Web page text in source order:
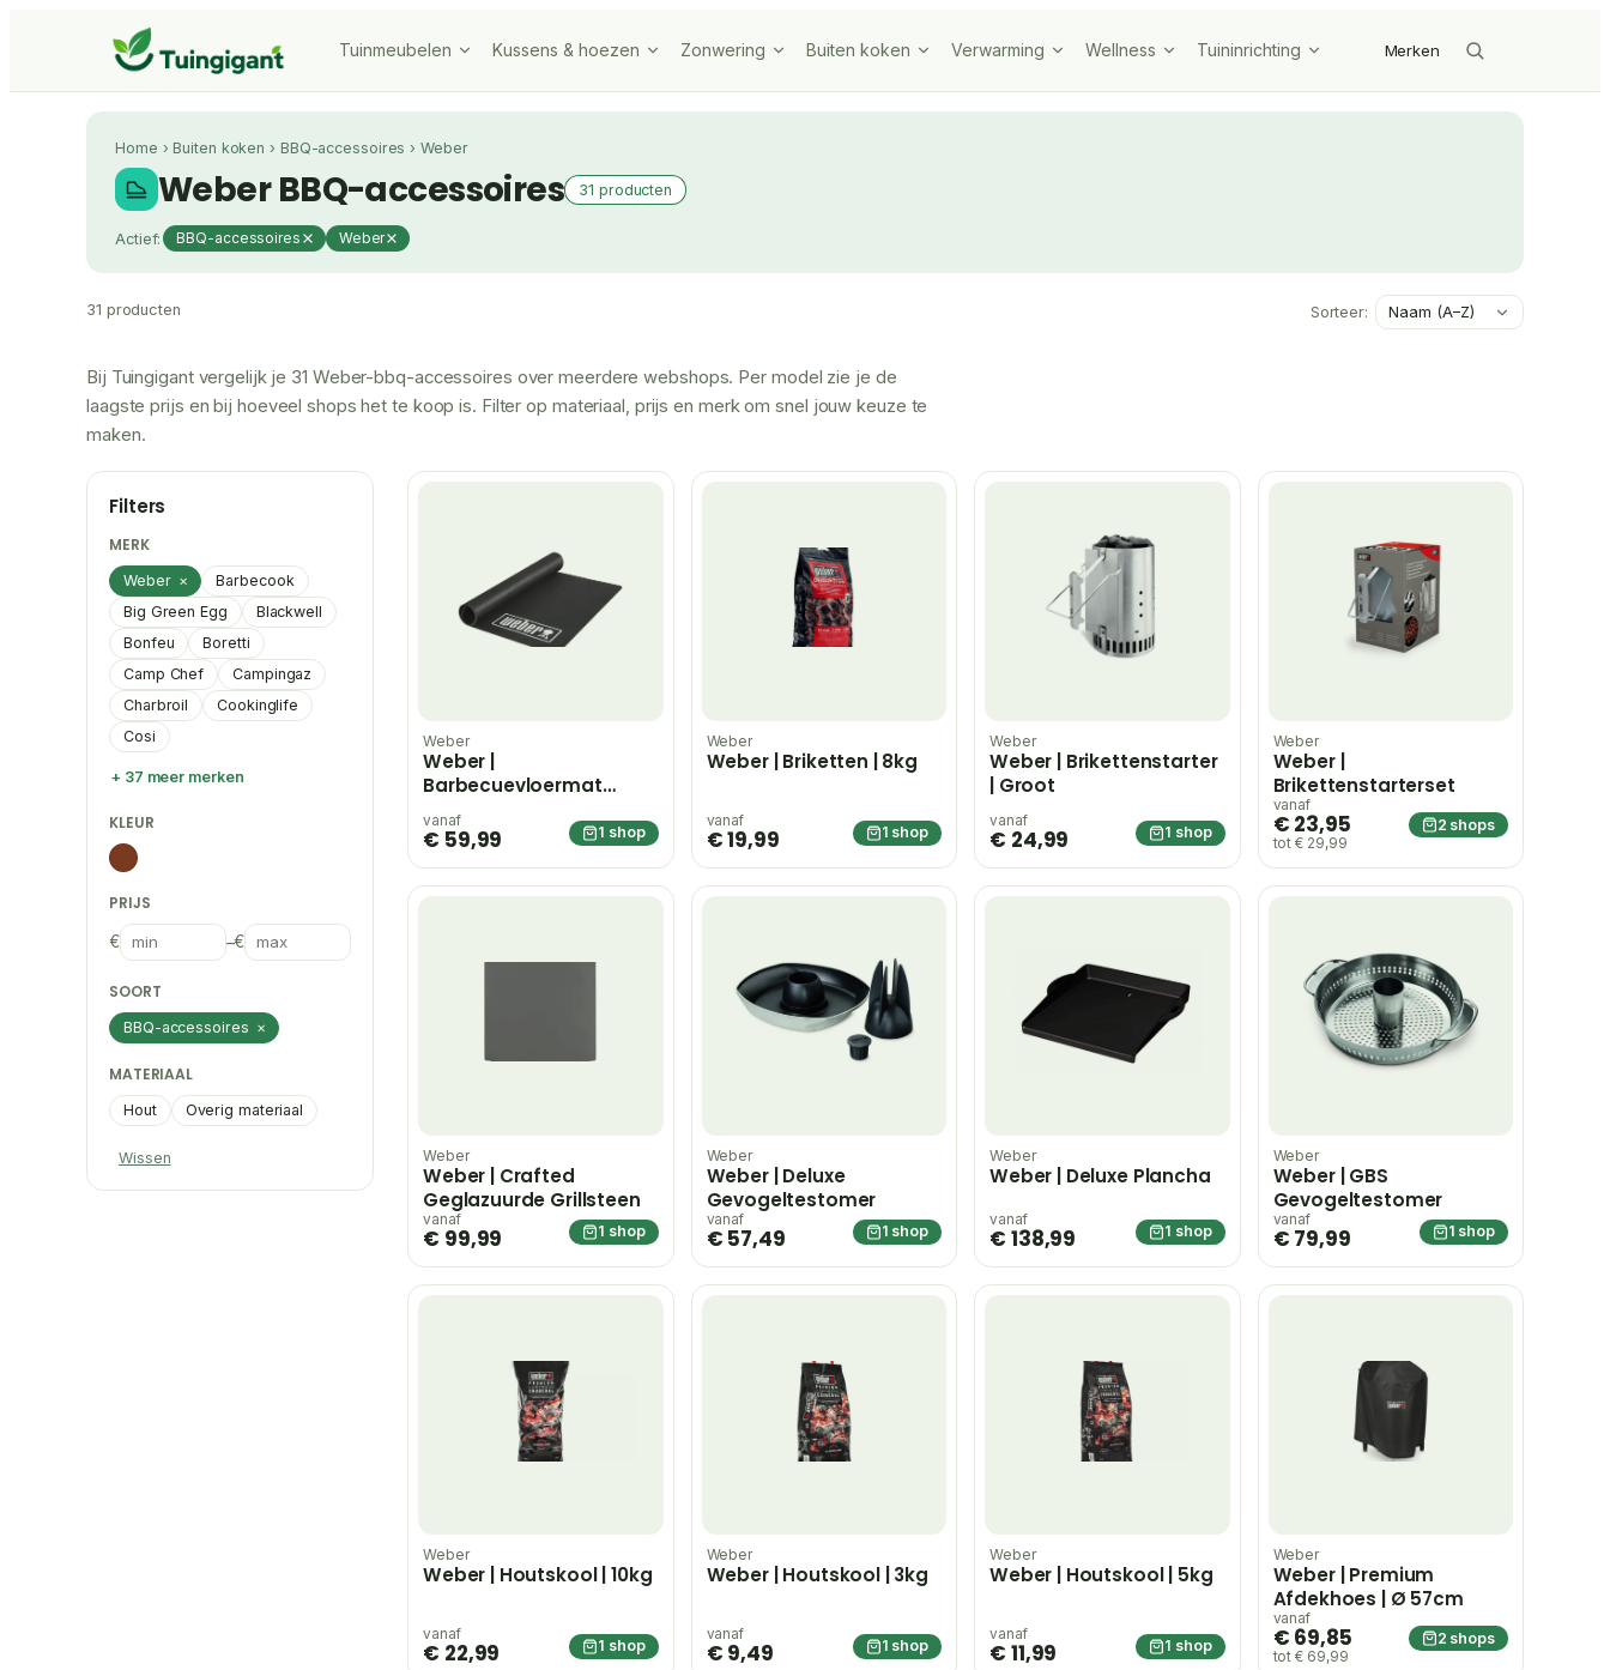
Tuinmeubelen Kussens & hoezen Zonwering Buiten koken Verwarming Wellness Tuininrichting Merken
Home › Buiten koken › BBQ-accessoires ›Weber
Weber BBQ-accessoires 31 producten
Actief: BBQ-accessoires Weber
31 producten Sorteer:
Bij Tuingigant vergelijk je 31 Weber-bbq-accessoires over meerdere webshops. Per model zie je de
laagste prijs en bij hoeveel shops het te koop is. Filter op materiaal, prijs en merk om snel jouw keuze te
maken.
Filters
MERK
Weber ×
Barbecook
Big Green Egg
Blackwell
Bonfeu
Boretti
Camp Chef
Campingaz
Charbroil
Cookinglife
Cosi
+ 37 meer merken
KLEUR
PRIJS
€ –€
SOORT
BBQ-accessoires ×
MATERIAAL
Hout Overig materiaal
Wissen
Weber
Weber |
Barbecuevloermat
Groot
vanaf
€ 59,99 1 shop
Weber
Weber | Briketten | 8kg
vanaf
€ 19,99 1 shop
Weber
Weber | Brikettenstarter
| Groot
vanaf
€ 24,99 1 shop
Weber
Weber |
Brikettenstarterset
vanaf
€ 23,95
tot € 29,99
2 shops
Weber
Weber | Crafted
Geglazuurde Grillsteen
vanaf
€ 99,99 1 shop
Weber
Weber | Deluxe
Gevogeltestomer
vanaf
€ 57,49 1 shop
Weber
Weber | Deluxe Plancha
vanaf
€ 138,99 1 shop
Weber
Weber | GBS
Gevogeltestomer
vanaf
€ 79,99 1 shop
Weber
Weber | Houtskool | 10kg
vanaf
€ 22,99 1 shop
Weber
Weber | Houtskool | 3kg
vanaf
€ 9,49 1 shop
Weber
Weber | Houtskool | 5kg
vanaf
€ 11,99 1 shop
Weber
Weber | Premium
Afdekhoes | Ø 57cm
vanaf
€ 69,85
tot € 69,99
2 shops